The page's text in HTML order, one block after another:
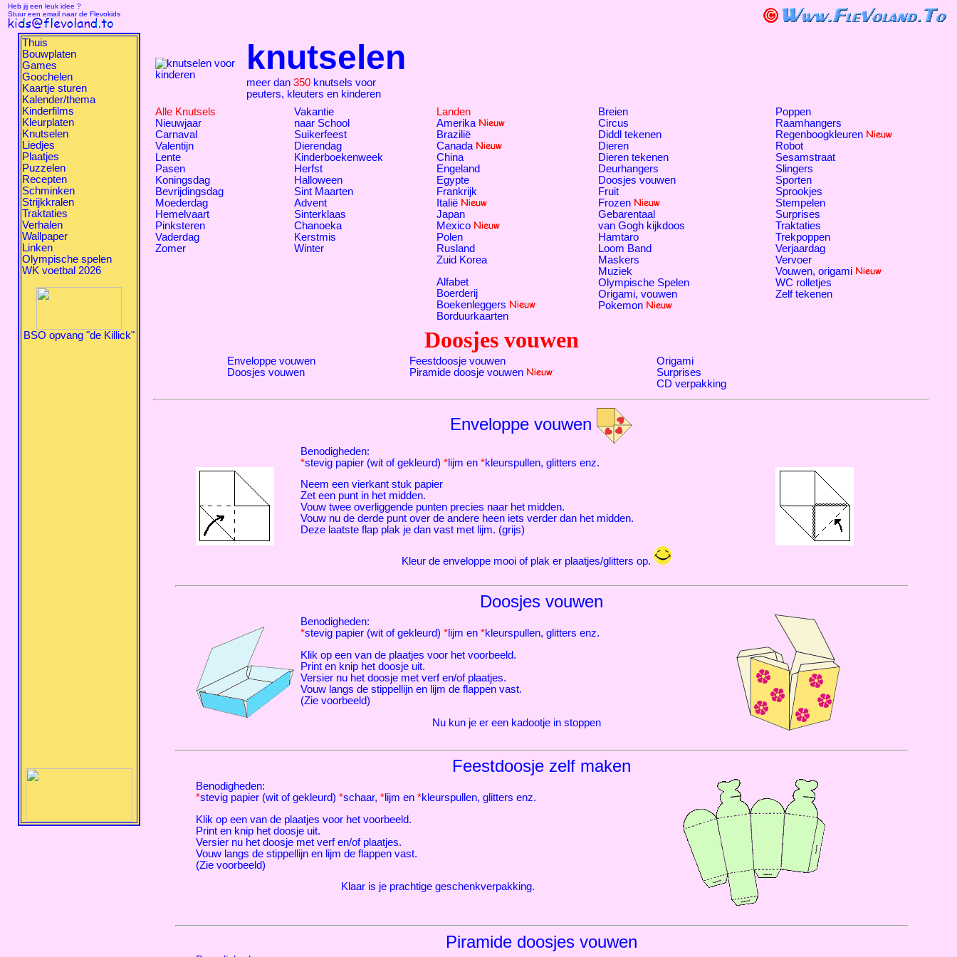
Heb jij een leuk idee ?
Stuur een email naar de Flevokids
Thuis
Bouwplaten
Games
Goochelen
Kaartje sturen
Kalender/thema
Kinderfilms
Kleurplaten
Knutselen
Liedjes
Plaatjes
Puzzelen
Recepten
Schminken
Strijkkralen
Traktaties
Verhalen
Wallpaper
Linken
Olympische spelen
WK voetbal 2026
BSO opvang "de Killick"
knutselen
meer dan 350 knutsels voor
peuters, kleuters en kinderen
Alle Knutsels
Nieuwjaar
Carnaval
Valentijn
Lente
Pasen
Koningsdag
Bevrijdingsdag
Moederdag
Hemelvaart
Pinksteren
Vaderdag
Zomer
Vakantie
naar School
Suikerfeest
Dierendag
Kinderboekenweek
Herfst
Halloween
Sint Maarten
Advent
Sinterklaas
Chanoeka
Kerstmis
Winter
Landen
Amerika
Brazilië
Canada
China
Engeland
Egypte
Frankrijk
Italië
Japan
Mexico
Polen
Rusland
Zuid Korea
Alfabet
Boerderij
Boekenleggers
Borduurkaarten
Breien
Circus
Diddl tekenen
Dieren
Dieren tekenen
Deurhangers
Doosjes vouwen
Fruit
Frozen
Gebarentaal
van Gogh kijkdoos
Hamtaro
Loom Band
Maskers
Muziek
Olympische Spelen
Origami, vouwen
Pokemon
Poppen
Raamhangers
Regenboogkleuren
Robot
Sesamstraat
Slingers
Sporten
Sprookjes
Stempelen
Surprises
Traktaties
Trekpoppen
Verjaardag
Vervoer
Vouwen, origami
WC rolletjes
Zelf tekenen
Doosjes vouwen
Enveloppe vouwen
Doosjes vouwen
Feestdoosje vouwen
Piramide doosje vouwen
Origami
Surprises
CD verpakking
Enveloppe vouwen
Benodigheden:
*stevig papier (wit of gekleurd) *lijm en *kleurspullen, glitters enz.
Neem een vierkant stuk papier
Zet een punt in het midden.
Vouw twee overliggende punten precies naar het midden.
Vouw nu de derde punt over de andere heen iets verder dan het midden.
Deze laatste flap plak je dan vast met lijm. (grijs)
Kleur de enveloppe mooi of plak er plaatjes/glitters op.
Doosjes vouwen
Benodigheden:
*stevig papier (wit of gekleurd) *lijm en *kleurspullen, glitters enz.
Klik op een van de plaatjes voor het voorbeeld.
Print en knip het doosje uit.
Versier nu het doosje met verf en/of plaatjes.
Vouw langs de stippellijn en lijm de flappen vast.
(Zie voorbeeld)
Nu kun je er een kadootje in stoppen
Feestdoosje zelf maken
Benodigheden:
*stevig papier (wit of gekleurd) *schaar, *lijm en *kleurspullen, glitters enz.
Klik op een van de plaatjes voor het voorbeeld.
Print en knip het doosje uit.
Versier nu het doosje met verf en/of plaatjes.
Vouw langs de stippellijn en lijm de flappen vast.
(Zie voorbeeld)
Klaar is je prachtige geschenkverpakking.
Piramide doosjes vouwen